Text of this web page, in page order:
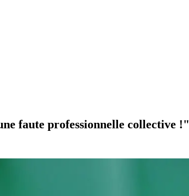
faute professionnelle collective !"